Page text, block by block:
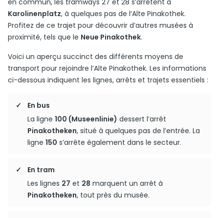
en commun, les tramways 27 et 28 s’arrêtent à
Karolinenplatz, à quelques pas de l’Alte Pinakothek.
Profitez de ce trajet pour découvrir d’autres musées à
proximité, tels que le Neue Pinakothek.
Voici un aperçu succinct des différents moyens de
transport pour rejoindre l’Alte Pinakothek. Les informations
ci-dessous indiquent les lignes, arrêts et trajets essentiels :
En bus
La ligne 100 (Museenlinie) dessert l’arrêt
Pinakotheken, situé à quelques pas de l’entrée. La
ligne 150 s’arrête également dans le secteur.
En tram
Les lignes 27 et 28 marquent un arrêt à
Pinakotheken, tout près du musée.